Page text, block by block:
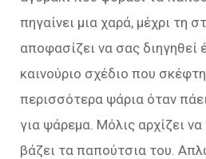
πηγαίνει μια χαρά, μέχρι τη
αποφασίζει να σας διηγηθεί
καινούριο σχέδιο που
περισσότερα ψάρια όταν
για ψάρεμα. Μόλις αρχίζει
βάζει τα παπούτσια του.